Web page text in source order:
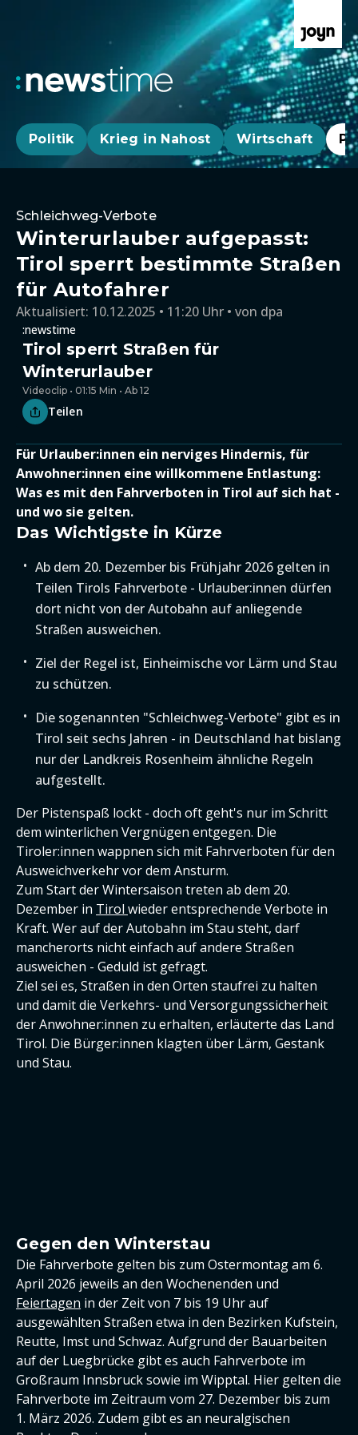
Politik Krieg in Nahost Wirtschaft
Schleichweg-Verbote
Winterurlauber aufgepasst:
Tirol sperrt bestimmte Straßen
für Autofahrer
Aktualisiert: 10.12.2025 • 11:20 Uhr von dpa
:newstime
Tirol sperrt Straßen für
Winterurlauber
Videoclip • 01:15 Min • Ab 12
Teilen
Für Urlauber:innen ein nerviges Hindernis, für
Anwohner:innen eine willkommene Entlastung:
Was es mit den Fahrverboten in Tirol auf sich hat -
und wo sie gelten.
Das Wichtigste in Kürze
Ab dem 20. Dezember bis Frühjahr 2026 gelten in
Teilen Tirols Fahrverbote - Urlauber:innen dürfen
dort nicht von der Autobahn auf anliegende
Straßen ausweichen.
Ziel der Regel ist, Einheimische vor Lärm und Stau
zu schützen.
Die sogenannten "Schleichweg-Verbote" gibt es in
Tirol seit sechs Jahren - in Deutschland hat bislang
nur der Landkreis Rosenheim ähnliche Regeln
aufgestellt.
Der Pistenspaß lockt - doch oft geht's nur im Schritt
dem winterlichen Vergnügen entgegen. Die
Tiroler:innen wappnen sich mit Fahrverboten für den
Ausweichverkehr vor dem Ansturm.
Zum Start der Wintersaison treten ab dem 20.
Dezember in Tirol wieder entsprechende Verbote in
Kraft. Wer auf der Autobahn im Stau steht, darf
mancherorts nicht einfach auf andere Straßen
ausweichen - Geduld ist gefragt.
Ziel sei es, Straßen in den Orten staufrei zu halten
und damit die Verkehrs- und Versorgungssicherheit
der Anwohner:innen zu erhalten, erläuterte das Land
Tirol. Die Bürger:innen klagten über Lärm, Gestank
und Stau.
Gegen den Winterstau
Die Fahrverbote gelten bis zum Ostermontag am 6.
April 2026 jeweils an den Wochenenden und
Feiertagen in der Zeit von 7 bis 19 Uhr auf
ausgewählten Straßen etwa in den Bezirken Kufstein,
Reutte, Imst und Schwaz. Aufgrund der Bauarbeiten
auf der Luegbrücke gibt es auch Fahrverbote im
Großraum Innsbruck sowie im Wipptal. Hier gelten die
Fahrverbote im Zeitraum vom 27. Dezember bis zum
1. März 2026. Zudem gibt es an neuralgischen